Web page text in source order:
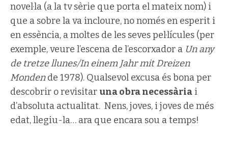
novel·la (a la tv sèrie que porta el mateix nom) i
que a sobre la va incloure, no només en esperit i
en essència, a moltes de les seves pel·lícules (per
exemple, veure l’escena de l’escorxador a Un any
de tretze llunes/In einem Jahr mit Dreizen
Mondende 1978). Qualsevol excusa és bona per
descobrir o revisitaruna obra necessària i
d’absoluta actualitat. Nens, joves, i joves de més
edat, llegiu-la… ara que encara sou a temps!